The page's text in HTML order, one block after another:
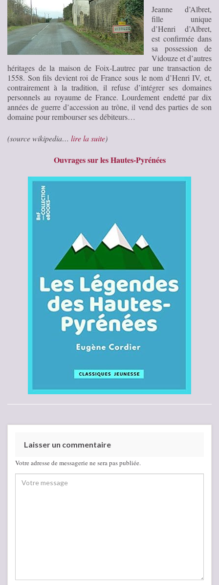
Jeanne d’Albret,
fille unique
d’Henri d’Albret,
est confirmée dans
sa possession de
Vidouze et d’autres
héritages de la maison de Foix-Lautrec par une transaction de
1558. Son fils devient roi de France sous le nom d’Henri IV, et,
contrairement à la tradition, il refuse d’intégrer ses domaines
personnels au royaume de France. Lourdement endetté par dix
années de guerre d’accession au trône, il vend des parties de son
domaine pour rembourser ses débiteurs…
(source wikipedia… lire la suite)
Ouvrages sur les Hautes-Pyrénées
Laisser un commentaire
Votre adresse de messagerie ne sera pas publiée.